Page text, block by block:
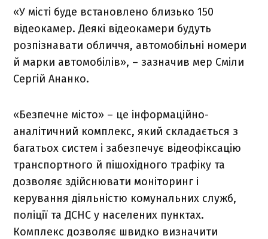
«У місті буде встановлено близько 150
відеокамер. Деякі відеокамери будуть
розпізнавати обличчя, автомобільні номери
й марки автомобілів», – зазначив мер Сміли
Сергій Ананко.
«Безпечне місто» – це інформаційно-
аналітичний комплекс, який складається з
багатьох систем і забезпечує відеофіксацію
транспортного й пішохідного трафіку та
дозволяє здійснювати моніторинг і
керування діяльністю комунальних служб,
поліції та ДСНС у населених пунктах.
Комплекс дозволяє швидко визначити